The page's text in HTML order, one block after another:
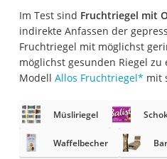
Im Test sind Fruchtriegel mit
indirekte Anfassen der
Fruchtriegel mit möglichst
möglichst gesunden Riegel
Modell Allos Fruchtriegel* mit
Müsliriegel
Waffelbecher